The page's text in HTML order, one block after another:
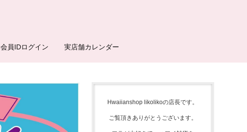
会員IDログイン 実店舗カレンダー
Hwaiianshop likolikoの店長です。
ご覧頂きありがとうございます。